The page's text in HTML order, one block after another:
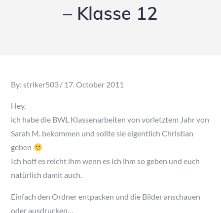
– Klasse 12
By:striker503 Posted
17. October 2011
Hey,
ich habe die BWL Klassenarbeiten von vorletztem Jahr von
Sarah M. bekommen und sollte sie eigentlich Christian
geben
Ich hoff es reicht ihm wenn es ich ihm so geben und euch
natürlich damit auch.
Einfach den Ordner entpacken und die Bilder anschauen
oder ausdrucken…